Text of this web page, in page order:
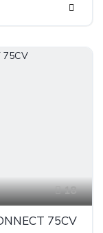
18
75CV